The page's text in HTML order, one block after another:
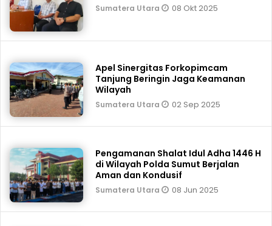
Sumatera Utara 08 Okt 2025
Apel Sinergitas Forkopimcam
Tanjung Beringin Jaga Keamanan
Wilayah
Sumatera Utara 02 Sep 2025
Pengamanan Shalat Idul Adha 1446 H
di Wilayah Polda Sumut Berjalan
Aman dan Kondusif
Sumatera Utara 08 Jun 2025